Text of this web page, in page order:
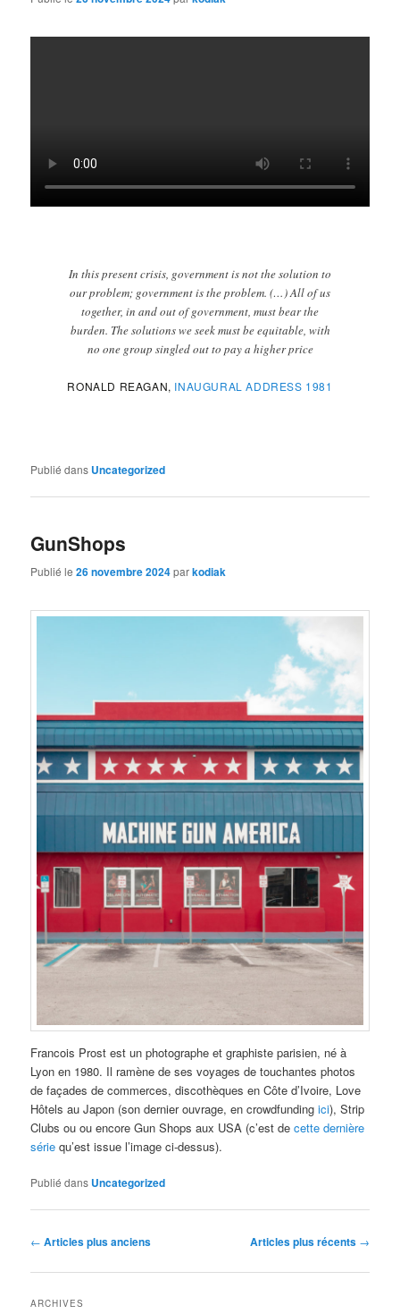
In this present crisis, government is not the solution to
our problem; government is the problem. (…) All of us
together, in and out of government, must bear the
burden. The solutions we seek must be equitable, with
no one group singled out to pay a higher price
RONALD REAGAN, INAUGURAL ADDRESS 1981
Publié dans Uncategorized
GunShops
Publié le26 novembre 2024parkodiak
Francois Prost est un photographe et graphiste parisien, né à
Lyon en 1980. Il ramène de ses voyages de touchantes photos
de façades de commerces, discothèques en Côte d’Ivoire, Love
Hôtels au Japon (son dernier ouvrage, en crowdfundingici), Strip
Clubs ou ou encore Gun Shops aux USA (c’est decette dernière
série qu’est issue l’image ci-dessus).
Publié dans Uncategorized
Navigation
articles
← Articles plus anciens Articles plus récents →
ARCHIVES